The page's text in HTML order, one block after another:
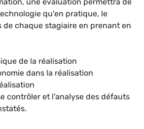
qu'en pratique, le
de chaque stagiaire en prenant en
de la réalisation
dans la réalisation
contrôler et l'analyse des défauts